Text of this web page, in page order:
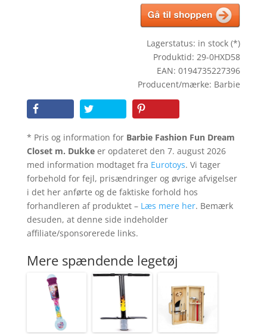
Lagerstatus: in stock (*)
Produktid: 29-0HXD58
EAN: 0194735227396
Producent/mærke: Barbie
* Pris og information for Barbie Fashion Fun Dream
Closet m. Dukkeer opdateret den 7. august 2026
med information modtaget fra Eurotoys. Vi tager
forbehold for fejl, prisændringer og øvrige afvigelser
i det her anførte og de faktiske forhold hos
forhandleren af produktet – Læs mere her. Bemærk
desuden, at denne side indeholder
affiliate/sponsorerede links.
Mere spændende legetøj